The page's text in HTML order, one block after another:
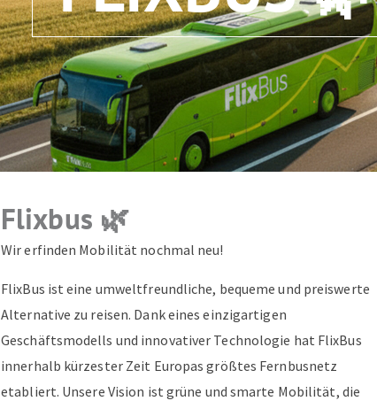
Flixbus 🌿
Wir erfinden Mobilität nochmal neu!
FlixBus ist eine umweltfreundliche, bequeme und preiswerte
Alternative zu reisen. Dank eines einzigartigen
Geschäftsmodells und innovativer Technologie hat FlixBus
innerhalb kürzester Zeit Europas größtes Fernbusnetz
etabliert. Unsere Vision ist grüne und smarte Mobilität, die
ZUM NEWSLETTER ANMELDEN